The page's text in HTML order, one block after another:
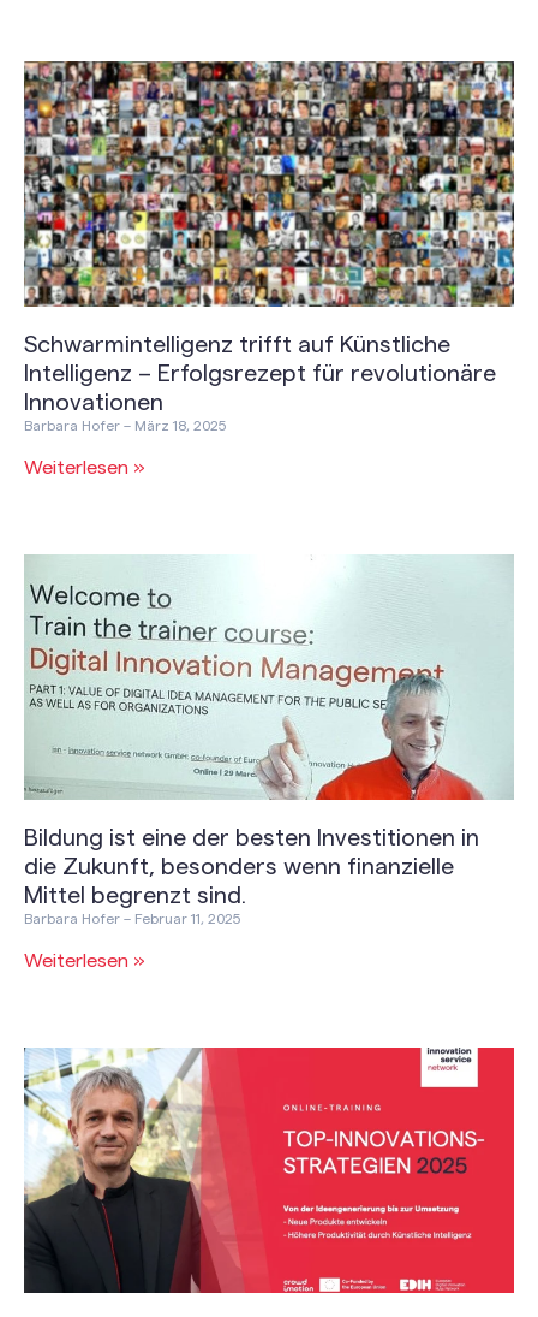
Schwarmintelligenz trifft auf Künstliche
Intelligenz – Erfolgsrezept für revolutionäre
Innovationen
Barbara Hofer März 18, 2025
Weiterlesen »
Bildung ist eine der besten Investitionen in
die Zukunft, besonders wenn finanzielle
Mittel begrenzt sind.
Barbara Hofer Februar 11, 2025
Weiterlesen »